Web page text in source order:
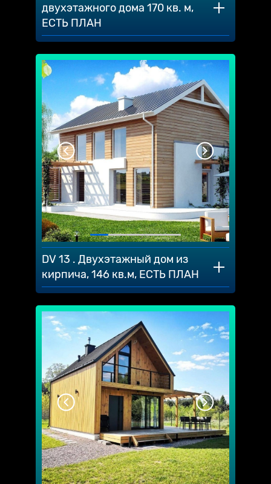
двухэтажного дома 170 кв. м,
ЕСТЬ ПЛАН
DV 13 . Двухэтажный дом из
кирпича, 146 кв.м, ЕСТЬ ПЛАН